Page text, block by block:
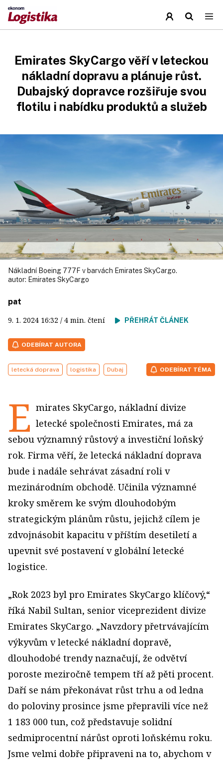
Emirates SkyCargo věří v leteckou
nákladní dopravu a plánuje růst.
Dubajský dopravce rozšiřuje svou
flotilu i nabídku produktů a služeb
Nákladní Boeing 777F v barvách Emirates SkyCargo.
autor: Emirates SkyCargo
pat
9. 1. 2024 16:32 / 4 min. čtení PŘEHRÁT ČLÁNEK
ODEBÍRAT AUTORA
letecká doprava logistika Dubaj ODEBÍRAT TÉMA
E mirates SkyCargo, nákladní divize
letecké společnosti Emirates, má za
sebou významný růstový a investiční loňský
rok. Firma věří, že letecká nákladní doprava
bude i nadále sehrávat zásadní roli v
mezinárodním obchodě. Učinila významné
kroky směrem ke svým dlouhodobým
strategickým plánům růstu, jejichž cílem je
zdvojnásobit kapacitu v příštím desetiletí a
upevnit své postavení v globální letecké
logistice.
„Rok 2023 byl pro Emirates SkyCargo klíčový,“
říká Nabil Sultan, senior viceprezident divize
Emirates SkyCargo. „Navzdory přetrvávajícím
výkyvům v letecké nákladní dopravě,
dlouhodobé trendy naznačují, že odvětví
poroste meziročně tempem tří až pěti procent.
Daří se nám překonávat růst trhu a od ledna
do poloviny prosince jsme přepravili více než
1 183 000 tun, což představuje solidní
sedmiprocentní nárůst oproti loňskému roku.
Jsme velmi dobře připraveni na to, abychom v